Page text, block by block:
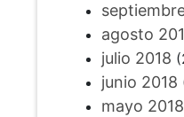
agosto
julio 2018
junio 2018
mayo 2018